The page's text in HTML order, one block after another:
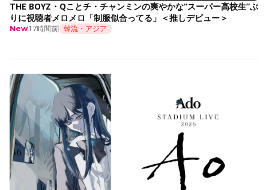
THE BOYZ・Qことチ・チャンミンの爽やかな“スーパー高校生”ぶ
りに視聴者メロメロ「制服似合ってる」＜推しデビュー＞
New17時間前 韓流・アジア